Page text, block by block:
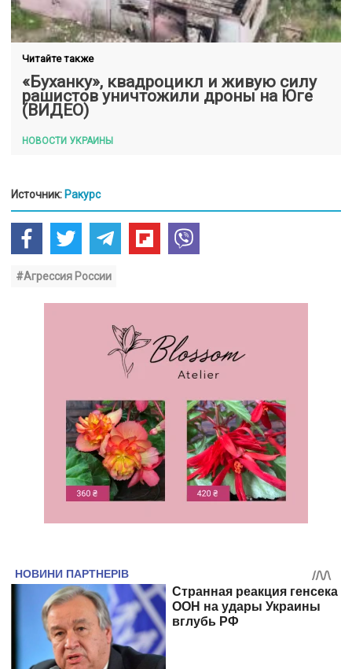
Читайте также
«Буханку», квадроцикл и живую силу
рашистов уничтожили дроны на Юге
(ВИДЕО)
НОВОСТИ УКРАИНЫ
Источник: Ракурс
#Агрессия России